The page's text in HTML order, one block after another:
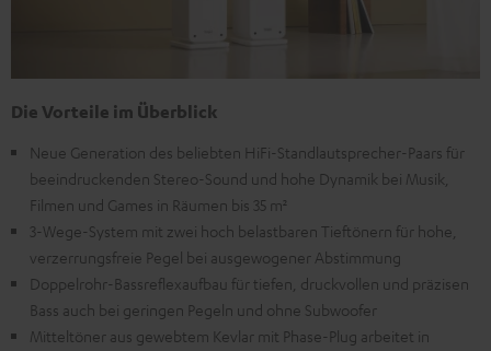
Die Vorteile im Überblick
Neue Generation des beliebten HiFi-Standlautsprecher-Paars für
beeindruckenden Stereo-Sound und hohe Dynamik bei Musik,
Filmen und Games in Räumen bis 35 m²
3-Wege-System mit zwei hoch belastbaren Tieftönern für hohe,
verzerrungsfreie Pegel bei ausgewogener Abstimmung
Doppelrohr-Bassreflexaufbau für tiefen, druckvollen und präzisen
Bass auch bei geringen Pegeln und ohne Subwoofer
Mitteltöner aus gewebtem Kevlar mit Phase-Plug arbeitet in